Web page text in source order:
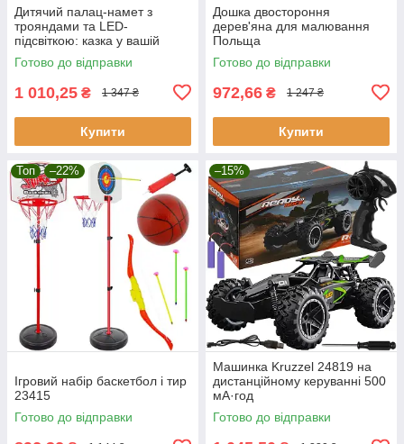
Дитячий палац-намет з
трояндами та LED-
підсвіткою: казка у вашій
кімнаті! Kruzzel
Готово до відправки
1 010,25 ₴ 1 347 ₴
Купити
Дошка двостороння
дерев'яна для малювання
Польща
Готово до відправки
972,66 ₴ 1 247 ₴
Купити
Топ –22%
Ігровий набір баскетбол і тир
23415
Готово до відправки
–15%
Машинка Kruzzel 24819 на
дистанційному керуванні 500
мА·год
Готово до відправки